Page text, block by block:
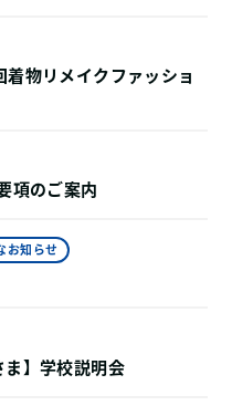
物リメイクファッショ
項のご案内
お知らせ
ま】学校説明会